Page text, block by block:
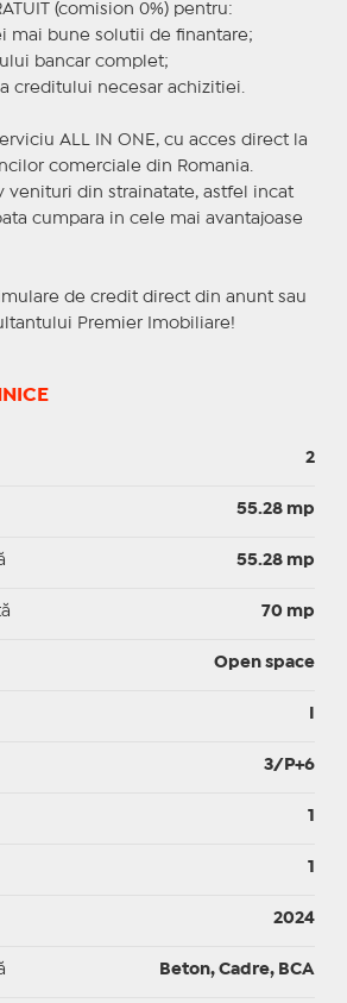
(comision 0%) pentru:
mai bune solutii de finantare;
bancar complet;
creditului necesar achizitiei.
ALL IN ONE, cu acces direct la
comerciale din Romania.
venituri din strainatate, astfel incat
cumpara in cele mai avantajoase
de credit direct din anunt sau
Premier Imobiliare!
2
55.28 mp
55.28 mp
70 mp
Open space
3/P+6
1
1
2024
Beton, Cadre, BCA